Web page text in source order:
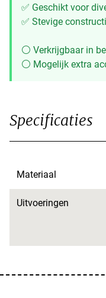
✅ Geschikt voor
✅ Stevige
⚪ Verkrijgbaar in
⚪ Mogelijk extra
Specificaties
Materiaal
Uitvoeringen